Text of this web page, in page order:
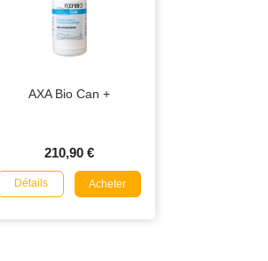
AXA Bio Can +
210,90 €
Détails Acheter